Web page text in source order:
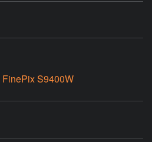
FinePix S9400W